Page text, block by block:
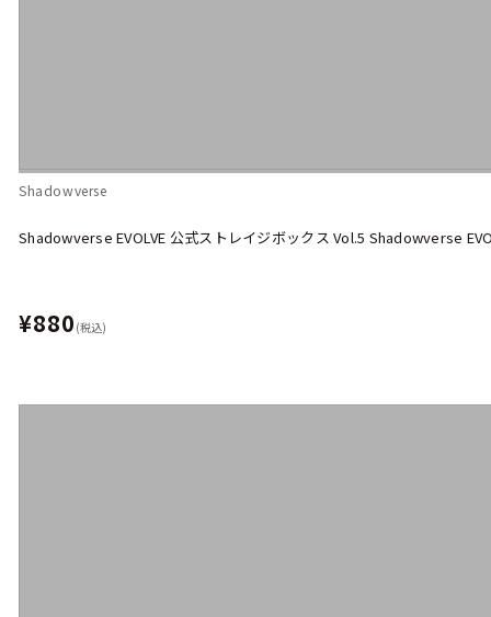
Shadowverse
Shadowverse EVOLVE 公式ストレイジボックス Vol.5 Shadowverse
¥880 (税込)